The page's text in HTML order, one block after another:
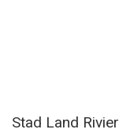
Stad Land Rivier